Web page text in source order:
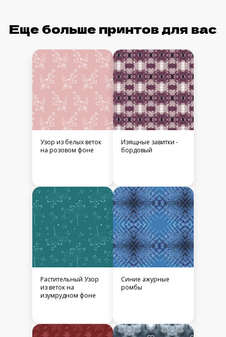
Еще больше принтов для вас
Узор из белых веток
на розовом фоне
Изящные завитки -
бордовый
Растительный Узор
из веток на
изумрудном фоне
Синие ажурные
ромбы